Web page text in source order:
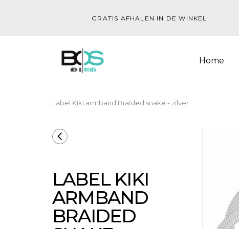
GRATIS AFHALEN IN DE WINKEL
Home
Label Kiki armband Braided snake - zilver
LABEL KIKI
ARMBAND
BRAIDED